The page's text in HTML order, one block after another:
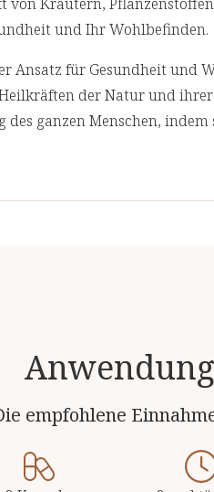
LMIV
und Ihr Wohlbefinden.
Ansatz für Gesundheit und
der Natur und ihrer
ganzen Menschen, indem
Anwendung
empfohlene